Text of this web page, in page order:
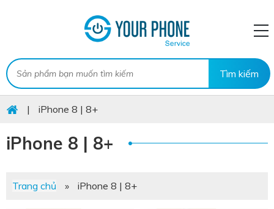
| iPhone 8 | 8+
iPhone 8 | 8+
Trang chủ » iPhone 8 | 8+